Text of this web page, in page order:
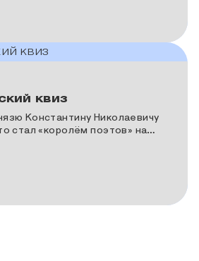
квиз
Константину Николаевичу
стал «королём поэтов» на
цензурой в советском фильме